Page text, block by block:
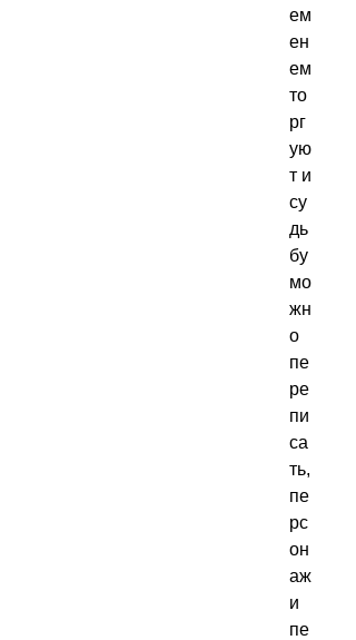
ем
ен
ем
то
рг
ую
т и
су
дь
бу
мо
жн
о
пе
ре
пи
са
ть,
пе
рс
он
аж
и
пе